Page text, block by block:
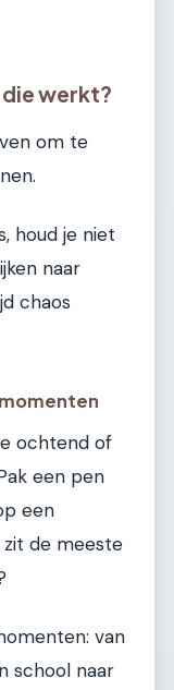
die werkt?
om te
houd je niet
naar
chaos
ochtend of
een pen
een
de meeste
van
school naar